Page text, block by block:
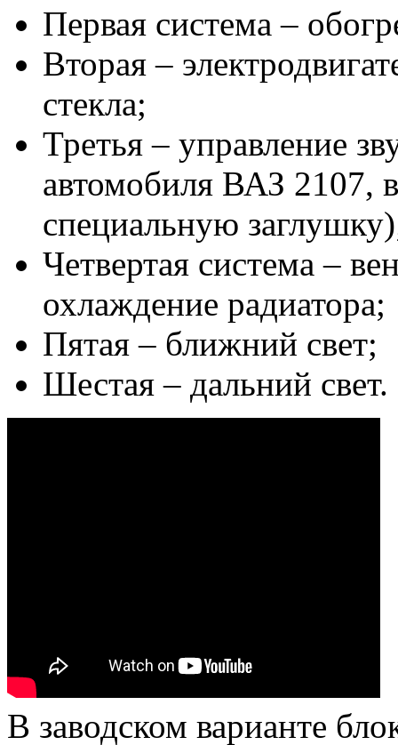
Первая система –
Вторая –
стекла;
Третья – управление
автомобиля ВАЗ 2107,
специальную
Четвертая система –
охлаждение радиатора;
Пятая – ближний свет;
Шестая – дальний свет.
В заводском варианте